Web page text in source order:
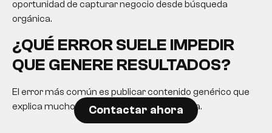
oportunidad de capturar negocio desde búsqueda
orgánica.
¿QUÉ ERROR SUELE IMPEDIR
QUE GENERE RESULTADOS?
El error más común es publicar contenido genérico que
explica mucho pero no ayuda a decidir nada.
Contactar ahora